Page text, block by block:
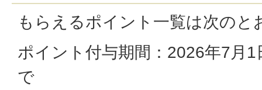
もらえるポイント一覧は次のと
ポイント付与期間：2026年7月
で